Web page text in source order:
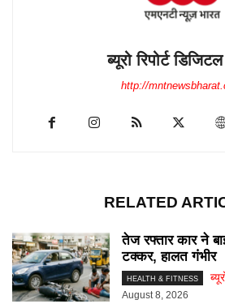
ब्यूरो रिपोर्ट
http://
RELATED
तेज रफ्तार कार ने
टक्कर, हालत गंभीर
HEALTH & FITNESS
August 8, 2026